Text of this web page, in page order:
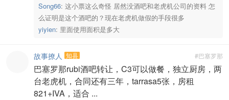
Song66: 这小票这么奇怪 居然没酒吧和老虎机公司的资料 怎
么证明是这个酒吧的？现在老虎机做假的手段很多
yiyien: 里面使用面积是多大
#巴塞罗那
故事撩人 知县
巴塞罗那rubi酒吧转让，C3可以做餐，独立厨房，两
台老虎机，合同还有三年，tarrasa5张，房租
821+IVA，适合 ...